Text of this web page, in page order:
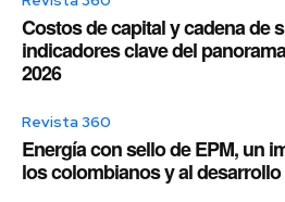
Costos de capital y cadena de
indicadores clave del
2026
Revista 360
Energía con sello de EPM, un
los colombianos y al